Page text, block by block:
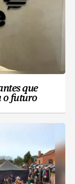
que
o futuro